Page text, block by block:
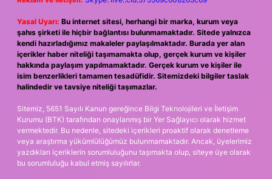
Yasal Uyarı: Bu internet sitesi, herhangi bir marka, kurum veya
şahıs şirketi ile hiçbir bağlantısı bulunmamaktadır. Sitede yalnızca
kendi hazırladığımız makaleler paylaşılmaktadır. Burada yer alan
içerikler haber niteliği taşımamakta olup, gerçek kurum ve kişiler
hakkında paylaşım yapılmamaktadır. Gerçek kurum ve kişiler ile
isim benzerlikleri tamamen tesadüfidir. Sitemizdeki bilgiler taslak
halindedir ve tavsiye niteliği taşımazlar.
Sitemiz, 5651 Sayılı Kanun gereğince Bilgi Teknolojileri ve İletişim
Kurumu (BTK) tarafından onaylanmış bir Yer Sağlayıcı olarak hizmet
vermektedir. Bu nedenle, sitedeki içerikleri proaktif olarak denetleme
veya araştırma yükümlülüğümüz bulunmamaktadır. Ancak, üyelerimiz
yazdıkları içeriklerin sorumluluğunu taşımakta olup, siteye üye olarak
bu sorumluluğu kabul etmiş sayılırlar.